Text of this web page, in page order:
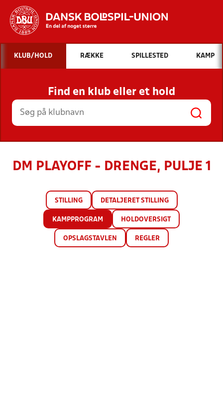
Hvad vil du søge efter?
INDHOLD OG NYHEDER
STILLINGER, RESULTATER, KLUBBER OG
HOLD
KLUB/HOLD RÆKKE SPILLESTED KAMP
Find en klub eller et hold
DM PLAYOFF - DRENGE, PULJE 1
STILLING DETALJERET STILLING
KAMPPROGRAM HOLDOVERSIGT
OPSLAGSTAVLEN REGLER